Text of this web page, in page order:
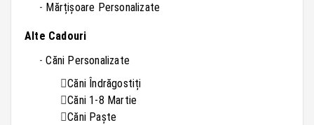
Mărțișoare Personalizate
Alte Cadouri
Căni Personalizate
Căni Îndrăgostiți
Căni 1-8 Martie
Căni Paște